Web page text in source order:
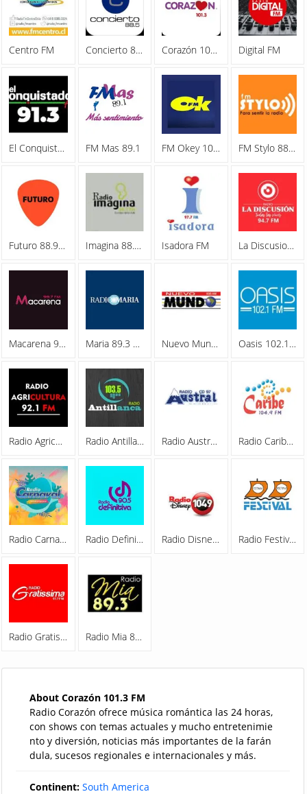
Centro FM Concierto 88.5 FM Corazón 101.3 FM Digital FM
El Conquistador 91.3 FM FM Mas 89.1 FM Okey 101.3 FM Stylo 88.9 FM
Futuro 88.9 FM Imagina 88.1 FM Isadora FM La Discusion 94.7 FM
Macarena 99.7 FM Maria 89.3 FM Nuevo Mundo 930 AM Oasis 102.1 FM
Radio Agricultura 92.1 FM Radio Antillanca 103.5 FM Radio Austral 970 AM Radio Caribe 104.9 FM
Radio Carnaval Rancagua 90.1 FM Radio Definitiva Radio Disney 104.9 FM Radio Festival 93.7 FM
Radio Gratissima 97.7 FM Radio Mia 89.3 FM
About Corazón 101.3 FM
Radio Corazón ofrece música romántica las 24 horas,
con shows con temas actuales y mucho entretenimie
nto y diversión, noticias más importantes de la farán
dula, sucesos regionales e internacionales y más.
Continent: South America